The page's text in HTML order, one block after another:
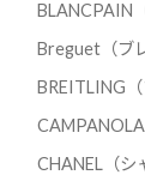
BLANCPAIN
Breguet（ブ
BREITLING（
CAMPANOLA
CHANEL（シ